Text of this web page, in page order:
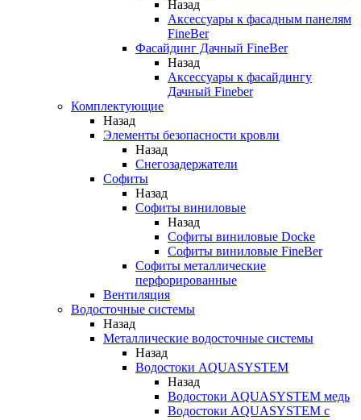
Назад
Аксессуары к фасадным панелям
FineBer
Фасайдинг Дачный FineBer
Назад
Аксессуары к фасайдингу
Дачный Fineber
Комплектующие
Назад
Элементы безопасности кровли
Назад
Снегозадержатели
Софиты
Назад
Софиты виниловые
Назад
Софиты виниловые Docke
Софиты виниловые FineBer
Софиты металлические
перфорированные
Вентиляция
Водосточные системы
Назад
Металлические водосточные системы
Назад
Водостоки AQUASYSTEM
Назад
Водостоки AQUASYSTEM медь
Водостоки AQUASYSTEM с